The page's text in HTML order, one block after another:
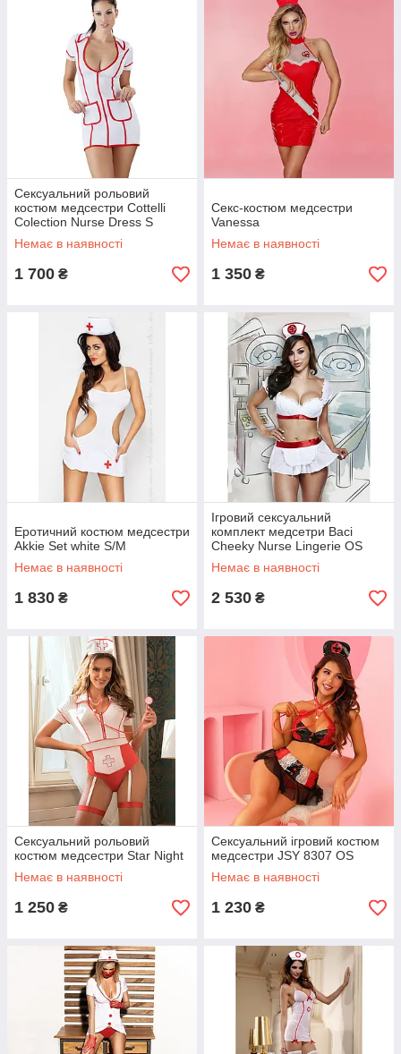
Сексуальний рольовий
костюм медсестри Cottelli
Colection Nurse Dress S
Немає в наявності
1 700 ₴
Секс-костюм медсестри
Vanessa
Немає в наявності
1 350 ₴
Еротичний костюм медсестри
Akkie Set white S/M
Немає в наявності
1 830 ₴
Ігровий сексуальний
комплект медсетри Baci
Cheeky Nurse Lingerie OS
Немає в наявності
2 530 ₴
Сексуальний рольовий
костюм медсестри Star Night
Немає в наявності
1 250 ₴
Сексуальний ігровий костюм
медсестри JSY 8307 OS
Немає в наявності
1 230 ₴